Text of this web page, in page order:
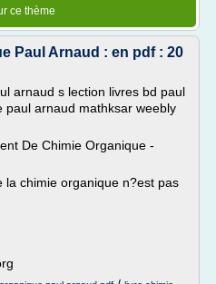
ce thème
Paul Arnaud : en pdf : 20
arnaud s lection livres bd paul
paul arnaud mathksar weebly
De Chimie Organique -
la chimie organique n?est pas